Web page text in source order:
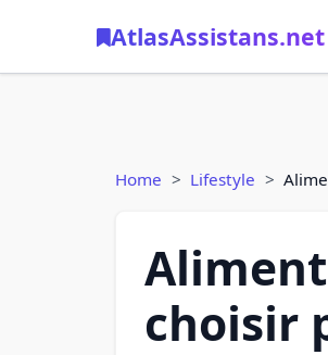
AtlasAssistans.net
Home Lifestyle
choisir